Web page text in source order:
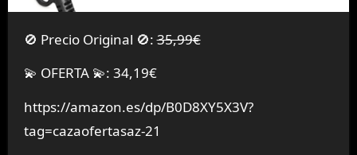
🚫 Precio Original 🚫:35,99€
💫 OFERTA 💫: 34,19€
https://amazon.es/dp/B0D8XY5X3V?
tag=cazaofertasaz-21